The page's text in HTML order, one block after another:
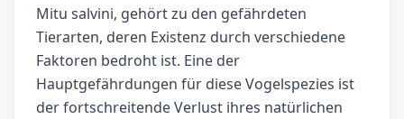
Mitu salvini, gehört zu den gefährdeten
Tierarten, deren Existenz durch verschiedene
Faktoren bedroht ist. Eine der
Hauptgefährdungen für diese Vogelspezies ist
der fortschreitende Verlust ihres natürlichen